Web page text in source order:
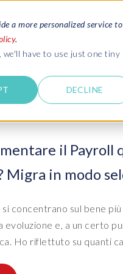
a more personalized service to
.
have to use just one tiny
DECLINE
dei
Sync -
dei
RISORSE
ultime novità su SAP SLO, SAP
alle opinioni degli esperti con
in diretta e on-demand
e download
e-books, guide e molto altro
il Payroll
Migra in modo
concentrano sul bene
evoluzione e, a un certo
Ho riflettuto su quanti